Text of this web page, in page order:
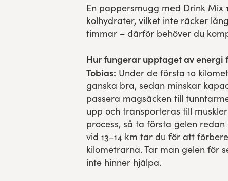
En pappersmugg med Drink Mix
kolhydrater, vilket inte räcker
timmar – därför behöver du
Hur fungerar upptaget av energi
Tobias: Under de första 10
ganska bra, sedan minskar
passera magsäcken till
upp och transporteras till
process, så ta första gelen
vid 13–14 km tar du för att
kilometrarna. Tar man gelen för
inte hinner hjälpa.